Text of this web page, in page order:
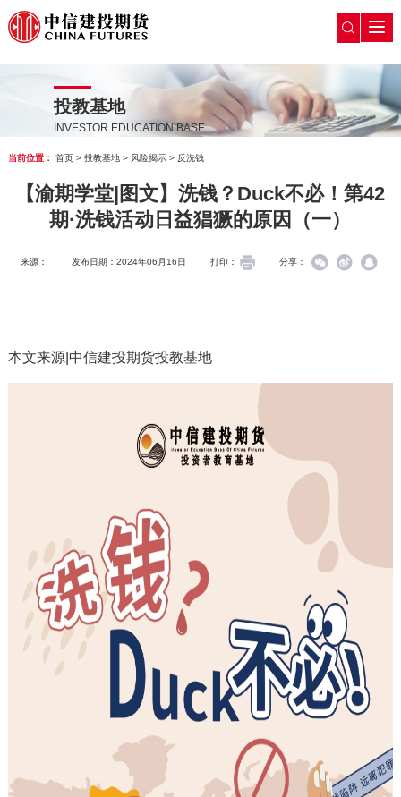
投教基地
INVESTOR EDUCATION BASE
当前位置： 首页> 投教基地> 风险揭示> 反洗钱
【渝期学堂|图文】洗钱？Duck不必！第42
期·洗钱活动日益猖獗的原因（一）
来源： 发布日期：2024年06月16日 打印： 分享：
本文来源|中信建投期货投教基地